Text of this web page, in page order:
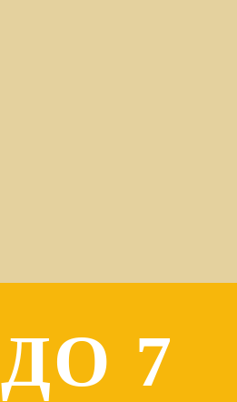
ДО 7